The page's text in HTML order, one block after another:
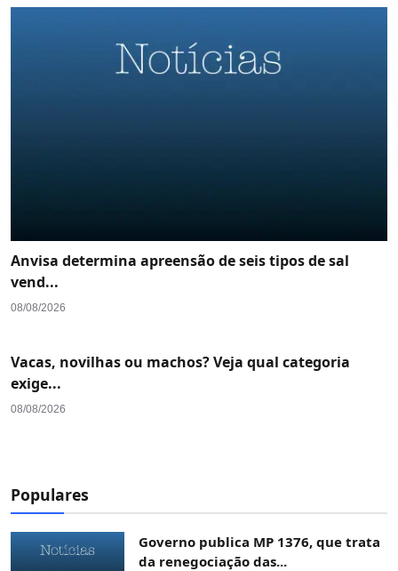
Anvisa determina apreensão de seis tipos de sal
vend...
08/08/2026
Vacas, novilhas ou machos? Veja qual categoria
exige...
08/08/2026
Populares
Governo publica MP 1376, que trata
da renegociação das...